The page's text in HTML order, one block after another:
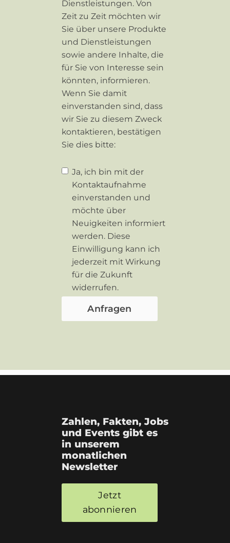
Dienstleistungen. Von
Zeit zu Zeit möchten wir
Sie über unsere Produkte
und Dienstleistungen
sowie andere Inhalte, die
für Sie von Interesse sein
könnten, informieren.
Wenn Sie damit
einverstanden sind, dass
wir Sie zu diesem Zweck
kontaktieren, bestätigen
Sie dies bitte:
Ja, ich bin mit der
Kontaktaufnahme
einverstanden und
möchte über
Neuigkeiten informiert
werden. Diese
Einwilligung kann ich
jederzeit mit Wirkung
für die Zukunft
widerrufen.
Zahlen, Fakten, Jobs
und Events gibt es
in unserem
monatlichen
Newsletter
Jetzt
abonnieren